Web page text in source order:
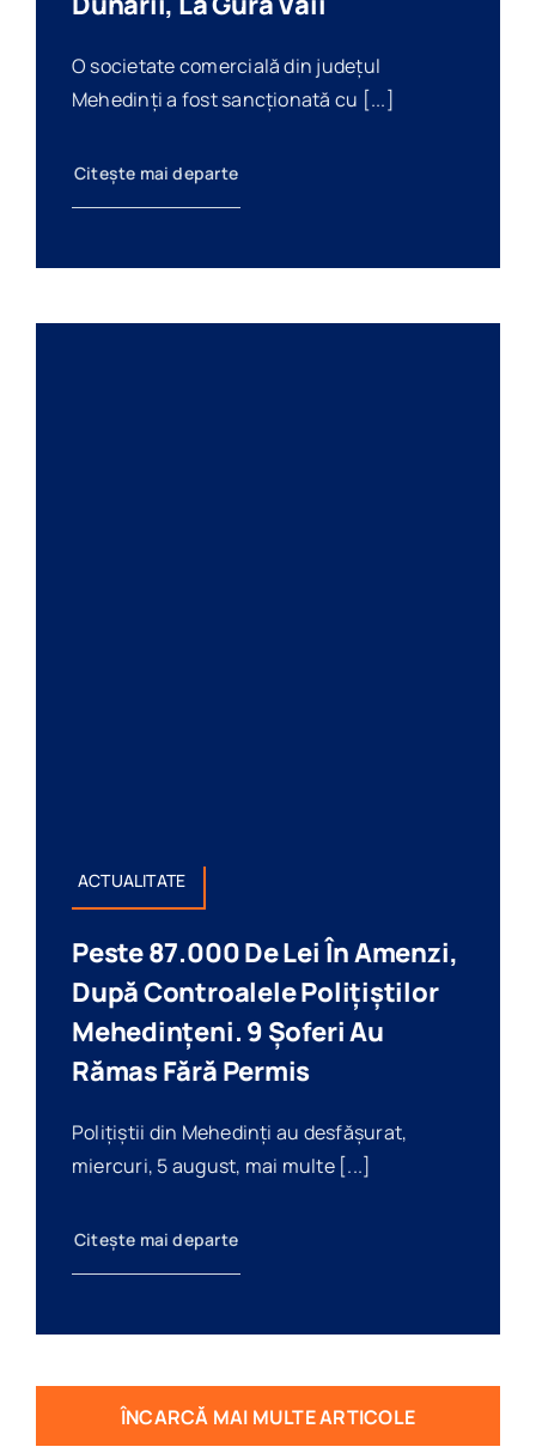
O societate comercială din județul
Mehedinți a fost sancționată cu [...]
Citește mai departe
ACTUALITATE
Peste 87.000 De Lei În Amenzi,
După Controalele Polițiștilor
Mehedințeni. 9 Șoferi Au
Rămas Fără Permis
Polițiștii din Mehedinți au desfășurat,
miercuri, 5 august, mai multe [...]
Citește mai departe
ÎNCARCĂ MAI MULTE ARTICOLE